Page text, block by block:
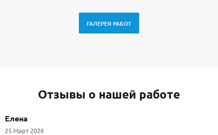
ГАЛЕРЕЯ РАБОТ
Отзывы о нашей работе
Елена
25 Март 2026